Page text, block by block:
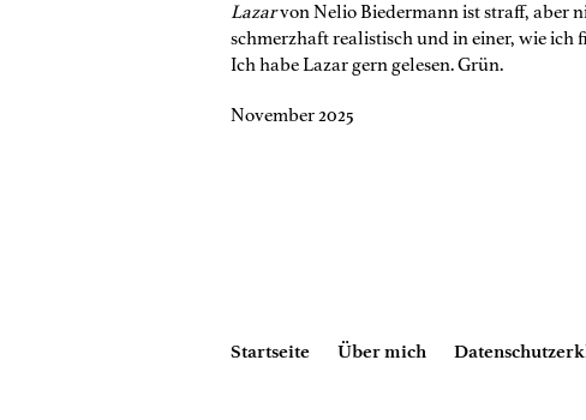
Lazarvon Nelio Biedermann ist straff, aber
schmerzhaft realistisch und in einer, wie ich
Ich habe Lazar gern gelesen. Grün.
November 2025
Startseite Über mich